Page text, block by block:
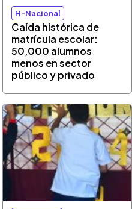
H-Nacional
Caída histórica de
matrícula escolar:
50,000 alumnos
menos en sector
público y privado